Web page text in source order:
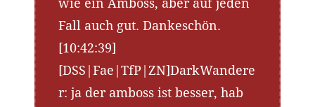
wie ein Amboss, aber auf jeden
Fall auch gut. Dankeschön.
[10:42:39]
[DSS|Fae|TfP|ZN]DarkWandere
r: ja der amboss ist besser, hab